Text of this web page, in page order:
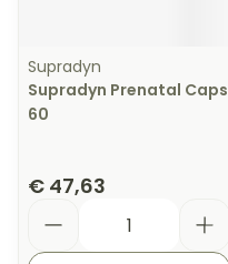
Supradyn
Supradyn Prenatal Caps
60
€ 47,63